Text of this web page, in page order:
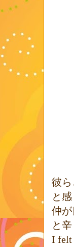
彼ら
と感
仲
と
I felt